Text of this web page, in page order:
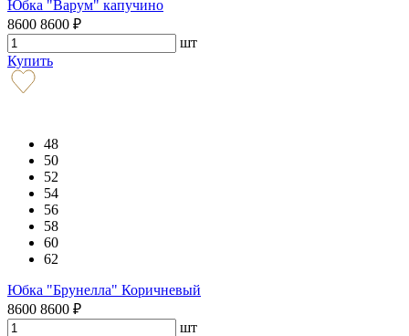
Юбка "Варум" капучино
8600 8600 ₽
шт
Купить
48
50
52
54
56
58
60
62
Юбка "Брунелла" Коричневый
8600 8600 ₽
шт